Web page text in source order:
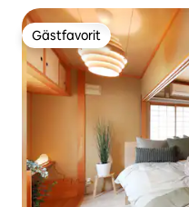
Gästfavorit
Gästfavorit